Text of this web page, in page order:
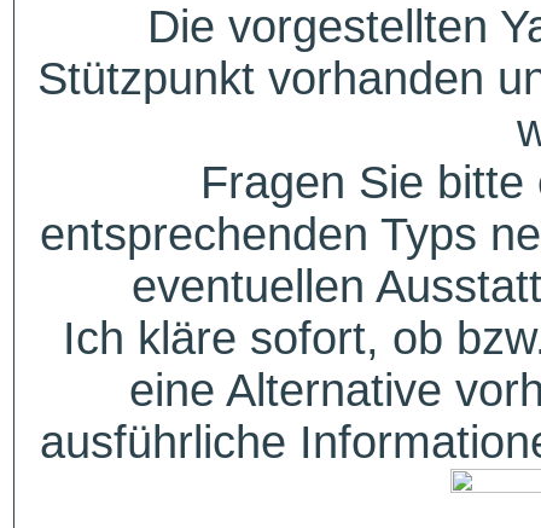
Die vorgestellten
Stützpunkt vorhanden
Fragen Sie
entsprechenden Typs
eventuellen
Ich kläre sofort, ob
eine Alternative
ausführliche